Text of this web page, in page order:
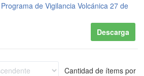
de Vigilancia Volcánica 27 de
Descarga
Cantidad de ítems por